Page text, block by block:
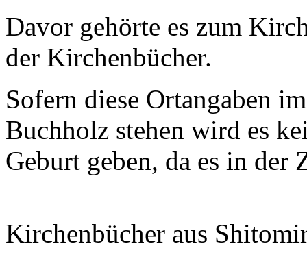
Davor gehörte es zum
der Kirchenbücher.
Sofern diese Ortangaben
Buchholz stehen wird es
Geburt geben, da es in
Kirchenbücher aus